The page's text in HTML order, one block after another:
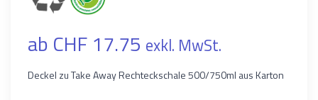
ab CHF 17.75 exkl. MwSt.
Deckel zu Take Away Rechteckschale 500/750ml aus Karton